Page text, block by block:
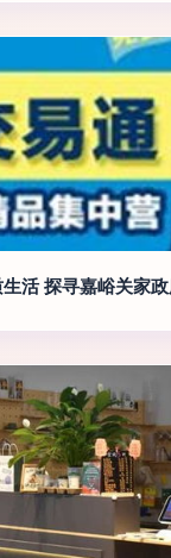
活 探寻嘉峪关家